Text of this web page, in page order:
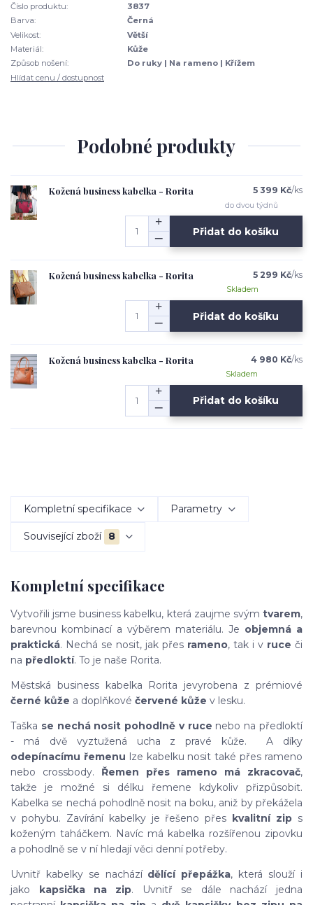
Číslo produktu:
3837
Barva:
Černá
Velikost:
Větší
Materiál:
Kůže
Způsob nošení:
Do ruky | Na rameno | Křížem
Hlídat cenu / dostupnost
Podobné produkty
Kožená business kabelka - Rorita 5 399 Kč/ks
do dvou týdnů
Přidat do košíku
Kožená business kabelka - Rorita 5 299 Kč/ks
Skladem
Přidat do košíku
Kožená business kabelka - Rorita 4 980 Kč/ks
Skladem
Přidat do košíku
Kompletní specifikace Parametry
Související zboží 8
Kompletní specifikace
Vytvořili jsme business kabelku, která zaujme svým tvarem,
barevnou kombinací a výběrem materiálu. Je objemná a
praktická. Nechá se nosit, jak přes rameno, tak i v ruce či
na předloktí. To je naše Rorita.
Městská business kabelka Rorita jevyrobena z prémiové
černé kůže a doplňkové červené kůže v lesku.
Taška se nechá nosit pohodlně v ruce nebo na předloktí
- má dvě vyztužená ucha z pravé kůže. A díky
odepínacímu řemenu lze kabelku nosit také přes rameno
nebo crossbody. Řemen přes rameno má zkracovač,
takže je možné si délku řemene kdykoliv přizpůsobit.
Kabelka se nechá pohodlně nosit na boku, aniž by překážela
v pohybu. Zavírání kabelky je řešeno přes kvalitní zip s
koženým taháčkem. Navíc má kabelka rozšířenou zipovku
a pohodlně se v ní hledají věci denní potřeby.
Uvnitř kabelky se nacházídělící přepážka, která slouží i
jako kapsička na zip. Uvnitř se dále nachází jedna